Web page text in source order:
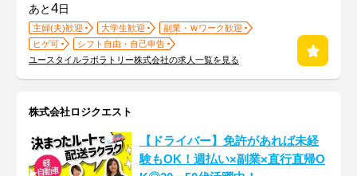
あと4日
主婦(夫)歓迎 大学生歓迎
副業・Ｗワーク歓迎
ヒゲ可
シフト自由・自己申告
ユースタイルラボラトリー株式会社の求人一覧を見る
株式会社ロジクエスト
【ドライバー】免許があれば未経
験もOK！週払い×副業×直行直帰O